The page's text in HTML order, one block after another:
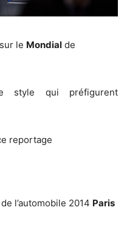
le Mondial de
style qui préfigurent
reportage
de l’automobile 2014 Paris